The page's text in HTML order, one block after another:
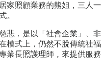
家照顧業務的熊姐，三人一
。
悲，是以「社會企業」、非
模式上，仍然不脫傳統社福
業長照護理師，來提供服務